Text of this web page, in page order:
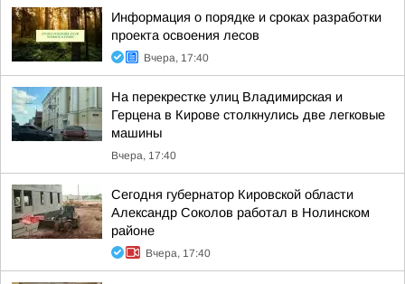
Информация о порядке и сроках разработки
проекта освоения лесов
Вчера, 17:40
На перекрестке улиц Владимирская и
Герцена в Кирове столкнулись две легковые
машины
Вчера, 17:40
Сегодня губернатор Кировской области
Александр Соколов работал в Нолинском
районе
Вчера, 17:40